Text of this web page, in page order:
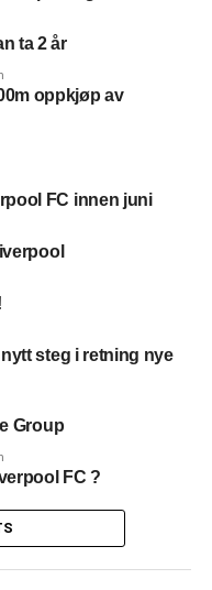
ta 2 år
oppkjøp av
FC innen juni
steg i retning nye
Group
FC ?